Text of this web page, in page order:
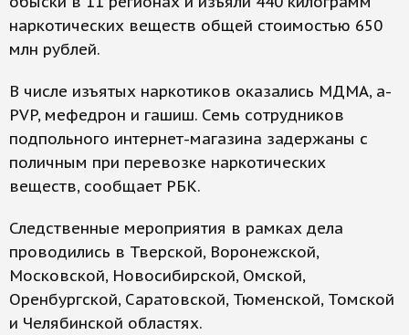
наркотических веществ общей стоимостью 650
млн рублей.
В числе изъятых наркотиков оказались МДМА, a-
PVP, мефедрон и гашиш. Семь сотрудников
подпольного интернет-магазина задержаны с
поличным при перевозке наркотических
веществ, сообщает РБК.
Следственные мероприятия в рамках дела
проводились в Тверской, Воронежской,
Московской, Новосибирской, Омской,
Оренбургской, Саратовской, Тюменской, Томской
и Челябинской областях.